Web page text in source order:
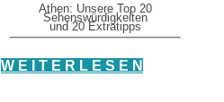
Athen: Unsere Top 20
Sehenswürdigkeiten
und 20 Extratipps
W E I T E R L E S E N